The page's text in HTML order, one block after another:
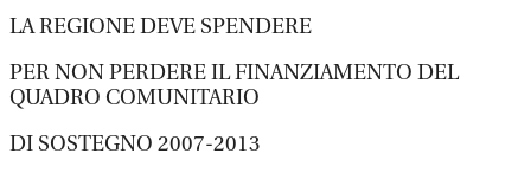
LA REGIONE DEVE SPENDERE
PER NON PERDERE IL FINANZIAMENTO DEL
QUADRO COMUNITARIO
DI SOSTEGNO 2007-2013